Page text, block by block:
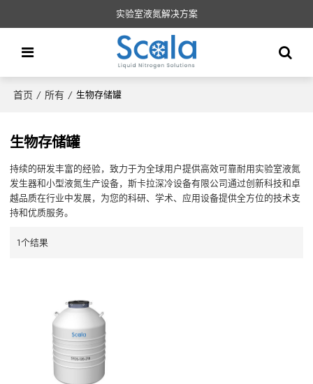
实验室液氮解决方案
首页 / 所有 / 生物存储罐
生物存储罐
持续的研发丰富的经验，致力于为全球用户提供高效可靠耐用实验室液氮
发生器和小型液氮生产设备，斯卡拉深冷设备有限公司通过创新科技和卓
越品质在行业中发展，为您的科研、学术、应用设备提供全方位的技术支
持和优质服务。
1个结果